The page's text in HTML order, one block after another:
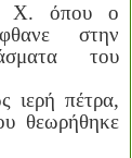
Χ. όπου ο
στην
του
ιερή πέτρα,
θεωρήθηκε